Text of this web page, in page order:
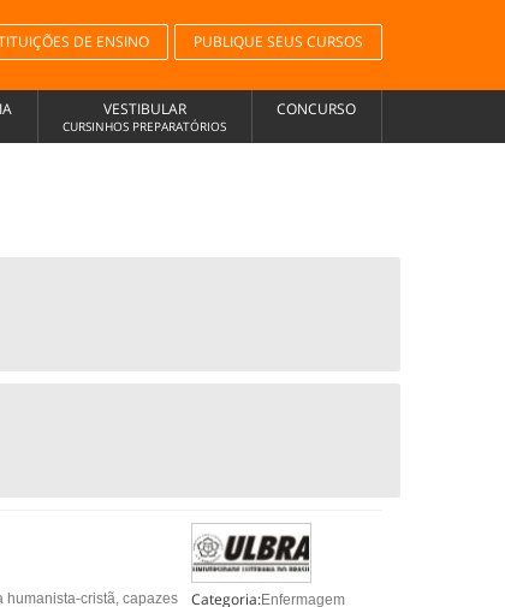
DE ENSINO PUBLIQUE SEUS CURSOS
VESTIBULAR
CURSINHOS PREPARATÓRIOS
CONCURSO
Categoria:Enfermagem
humanista-cristã, capazes